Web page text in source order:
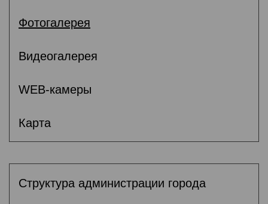
Фотогалерея
Видеогалерея
WEB-камеры
Карта
Структура администрации города